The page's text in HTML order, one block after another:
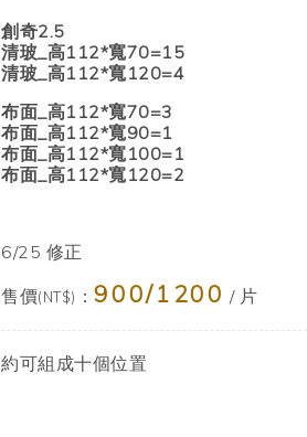
創奇2.5
清玻_高112*寬70=15
清玻_高112*寬120=4
布面_高112*寬70=3
布面_高112*寬90=1
布面_高112*寬100=1
布面_高112*寬120=2
6/25 修正
售價(NT$) ：900/1200 / 片
約可組成十個位置